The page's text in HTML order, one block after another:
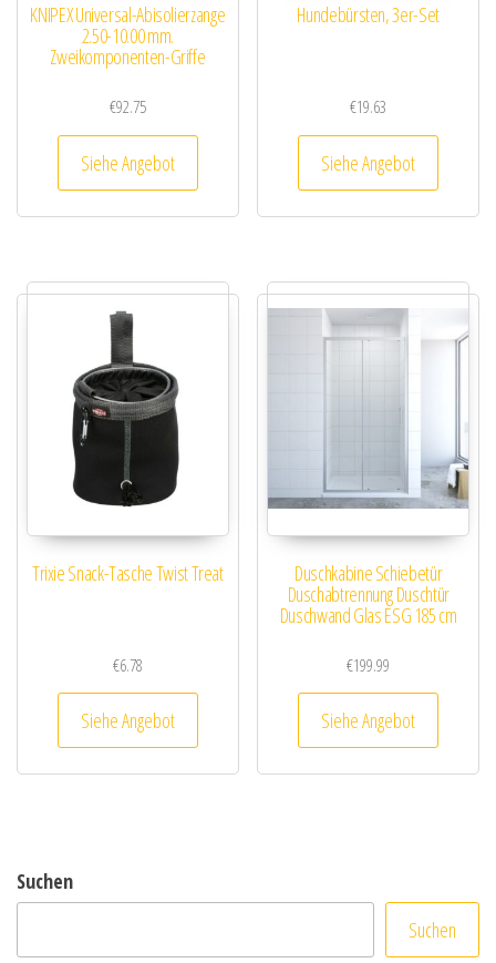
KNIPEX Universal-Abisolierzange
2.50-10.00 mm.
Zweikomponenten-Griffe
€92.75
Siehe Angebot
Hundebürsten, 3er-Set
€19.63
Siehe Angebot
Trixie Snack-Tasche Twist Treat
€6.78
Siehe Angebot
Duschkabine Schiebetür
Duschabtrennung Duschtür
Duschwand Glas ESG 185 cm
€199.99
Siehe Angebot
Suchen
Suchen